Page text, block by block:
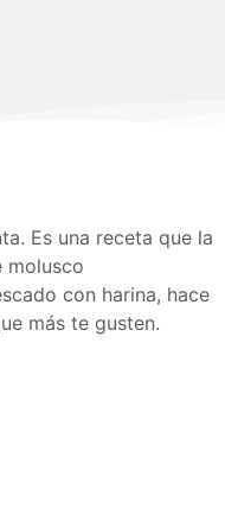
Es una receta que la
molusco
con harina, hace
más te gusten.